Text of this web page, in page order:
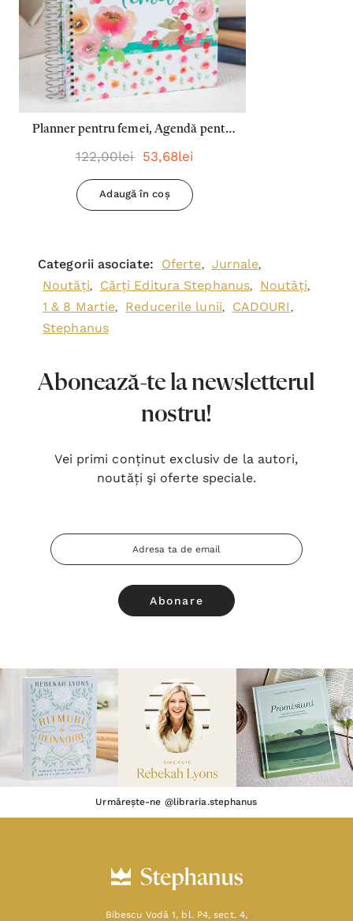
Planner pentru femei, Agendă pentru
femei - 18 luni, nedatat
122,00lei 53,68lei
Adaugă în coș
Categorii asociate: Oferte, Jurnale,
Noutăți, Cărți Editura Stephanus, Noutăți,
1 & 8 Martie, Reducerile lunii, CADOURI ,
Stephanus
Abonează-te la newsletterul
nostru!
Vei primi conținut exclusiv de la autori,
noutăți şi oferte speciale.
Adresa
Email
Urmărește-ne @libraria.stephanus
Bibescu Vodă 1, bl. P4, sect. 4,